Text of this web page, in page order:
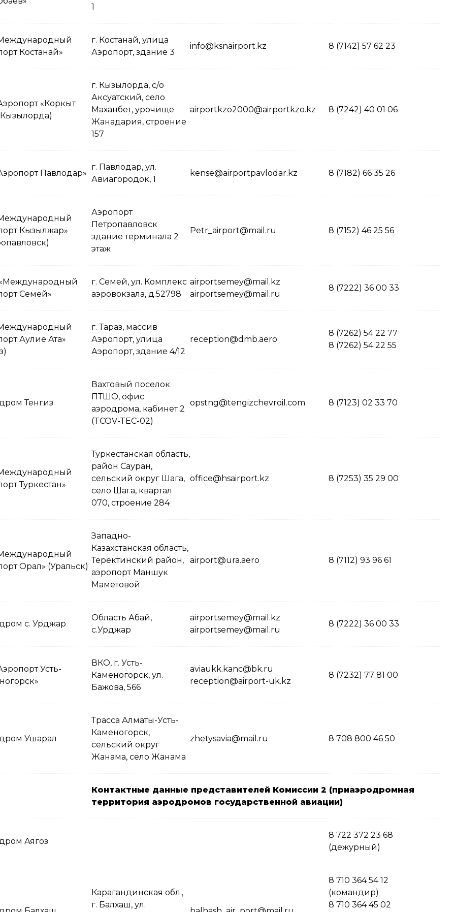
1
Костанай»
г. Костанай, улица
Аэропорт, здание 3
info@ksnairport.kz 8 (7142) 57 62 23
«Коркыт
г. Кызылорда, с/о
Аксуатский, село
Маханбет, урочище
Жанадария, строение
157
airportkzo2000@airportkzo.kz 8 (7242) 40 01 06
Павлодар»
г. Павлодар, ул.
Авиагородок, 1
kense@airportpavlodar.kz 8 (7182) 66 35 26
Кызылжар»
Аэропорт
Петропавловск
здание терминала 2
этаж
Petr_airport@mail.ru 8 (7152) 46 25 56
Семей»
г. Семей, ул. Комплекс
аэровокзала, д.52798
airportsemey@mail.kz
airportsemey@mail.ru
8 (7222) 36 00 33
Аулие Ата»
г. Тараз, массив
Аэропорт, улица
Аэропорт, здание 4/12
reception@dmb.aero
8 (7262) 54 22 77
8 (7262) 54 22 55
Тенгиз
Вахтовый поселок
ПТШО, офис
аэродрома, кабинет 2
(TCOV-TEC-02)
opstng@tengizchevroil.com 8 (7123) 02 33 70
Туркестан»
Туркестанская область,
район Сауран,
сельский округ Шага,
село Шага, квартал
070, строение 284
office@hsairport.kz 8 (7253) 35 29 00
Орал» (Уральск)
Западно-
Казахстанская область,
Теректинский район,
аэропорт Маншук
Маметовой
airport@ura.aero 8 (7112) 93 96 61
с. Урджар
Область Абай,
с.Урджар
airportsemey@mail.kz
airportsemey@mail.ru
8 (7222) 36 00 33
Усть-
ВКО, г. Усть-
Каменогорск, ул.
Бажова, 566
aviaukk.kanc@bk.ru
reception@airport-uk.kz
8 (7232) 77 81 00
Ушарал
Трасса Алматы-Усть-
Каменогорск,
сельский округ
Жанама, село Жанама
zhetysavia@mail.ru 8 708 800 46 50
Контактные данные представителей Комиссии 2 (приаэродромная
территория аэродромов государственной авиации)
Аягоз
8 722 372 23 68
(дежурный)
Карагандинская обл.,
г. Балхаш, ул.
8 710 364 54 12
(командир)
8 710 364 45 02